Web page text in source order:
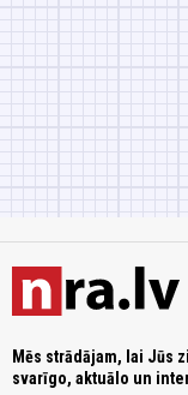
Mēs strādājam, lai Jūs
svarīgo, aktuālo un